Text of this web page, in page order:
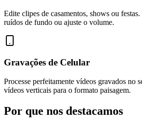
Edite clipes de casamentos, shows ou
ruídos de fundo ou ajuste o volume.
Gravações de Celular
Processe perfeitamente vídeos gravados no
vídeos verticais para o formato paisagem.
Por que nos destacamos